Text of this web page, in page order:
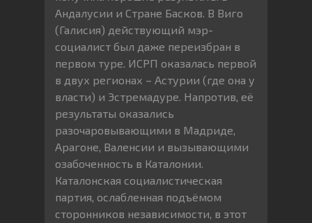
Андалусии и Стране Басков. В Виго
(Галисия) действующий мэр-
социалист был даже переизбран в
первом туре. ИСРП оказалась первой
в двух регионах – Астурии (где она у
власти) и Эстремадуре. Напротив, её
результаты оказались
разочаровывающими в Мадриде,
Арагоне, Валенсии и вызывающими
озабоченность в Каталонии.
Каталонская социалистическая
партия, ослабленная подъёмом
сторонников независимости, в этот